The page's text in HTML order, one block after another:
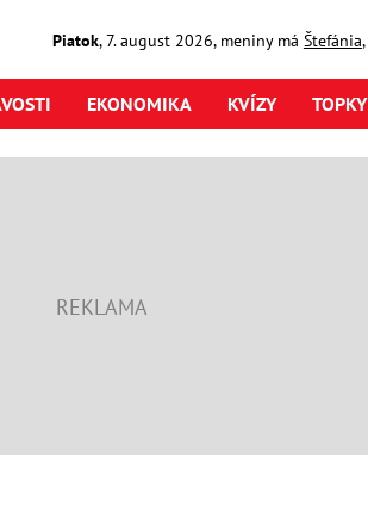
Piatok,7. august2026, meniny má Štefánia
EKONOMIKA KVÍZY